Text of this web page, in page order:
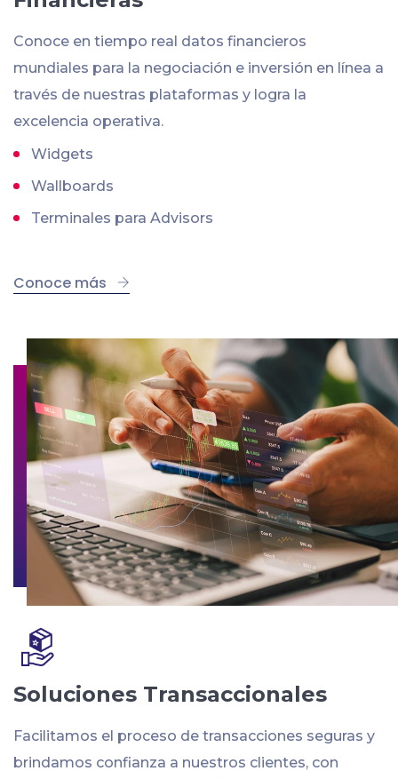
Conoce en tiempo real datos financieros
mundiales para la negociación e inversión en línea a
través de nuestras plataformas y logra la
excelencia operativa.
Widgets
Wallboards
Terminales para Advisors
Conoce más
Soluciones Transaccionales
Facilitamos el proceso de transacciones seguras y
brindamos confianza a nuestros clientes, con